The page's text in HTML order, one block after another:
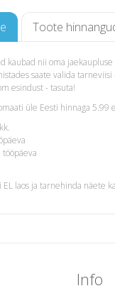
Toote
kaubad nii oma
saate valida
esindust - tasuta!
üle Eesti hinnaga 5.99
EL laos ja tarnehinda näete
Info